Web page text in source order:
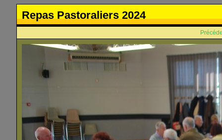
Repas Pastoraliers 2024